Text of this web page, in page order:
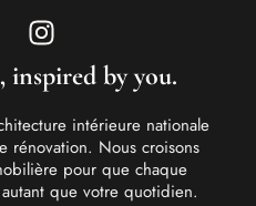
inspired by you.
intérieure nationale
Nous croisons
pour que chaque
que votre quotidien.